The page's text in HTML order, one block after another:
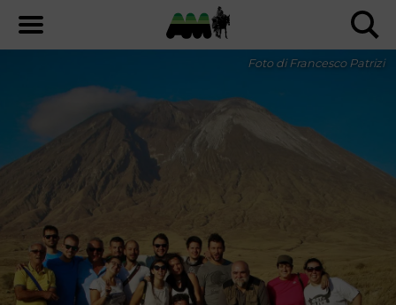
Foto di Francesco Patrizi